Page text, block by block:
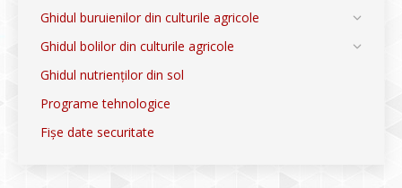
Ghidul buruienilor din culturile agricole
Ghidul bolilor din culturile agricole
Ghidul nutrienților din sol
Programe tehnologice
Fișe date securitate